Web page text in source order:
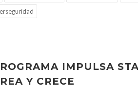
IMPULSA
Y CRECE